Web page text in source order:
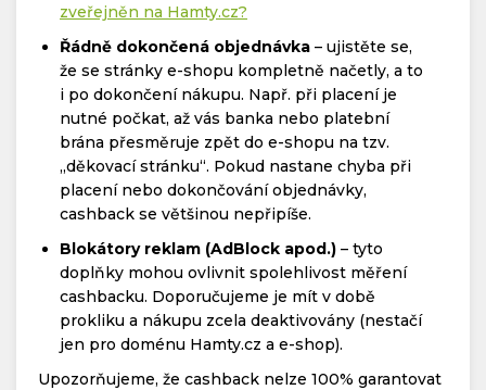
zveřejněn na Hamty.cz?
Řádně dokončená objednávka – ujistěte se,
že se stránky e-shopu kompletně načetly, a to
i po dokončení nákupu. Např. při placení je
nutné počkat, až vás banka nebo platební
brána přesměruje zpět do e-shopu na tzv.
„děkovací stránku“. Pokud nastane chyba při
placení nebo dokončování objednávky,
cashback se většinou nepřipíše.
Blokátory reklam (AdBlock apod.) – tyto
doplňky mohou ovlivnit spolehlivost měření
cashbacku. Doporučujeme je mít v době
prokliku a nákupu zcela deaktivovány (nestačí
jen pro doménu Hamty.cz a e-shop).
Upozorňujeme, že cashback nelze 100% garantovat